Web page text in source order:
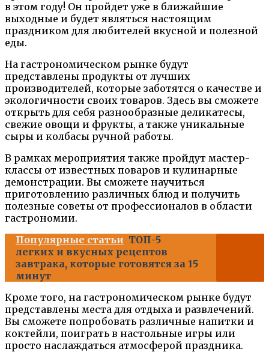
в этом году! Он пройдет уже в ближайшие
выходные и будет являться настоящим
праздником для любителей вкусной и полезной
еды.
На гастрономическом рынке будут
представлены продукты от лучших
производителей, которые заботятся о качестве и
экологичности своих товаров. Здесь вы сможете
открыть для себя разнообразные деликатесы,
свежие овощи и фрукты, а также уникальные
сыры и колбасы ручной работы.
В рамках мероприятия также пройдут мастер-
классы от известных поваров и кулинарные
демонстрации. Вы сможете научиться
приготовлению различных блюд и получить
полезные советы от профессионалов в области
гастрономии.
Популярные статьи ТОП-5
легких и вкусных рецептов
завтрака, которые готовятся за 15
минут
Кроме того, на гастрономическом рынке будут
представлены места для отдыха и развлечений.
Вы сможете попробовать различные напитки и
коктейли, поиграть в настольные игры или
просто наслаждаться атмосферой праздника.